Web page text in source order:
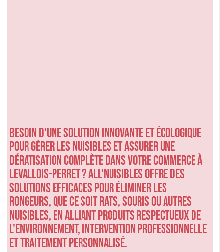
Besoin d'une solution innovante et écologique
pour gérer les nuisibles et assurer une
dératisation complète dans votre commerce à
Levallois-Perret ? ALL'NUISIBLES offre des
solutions efficaces pour éliminer les
rongeurs, que ce soit rats, souris ou autres
nuisibles, en alliant produits respectueux de
l'environnement, intervention professionnelle
et traitement personnalisé.